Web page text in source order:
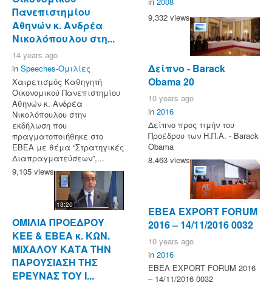
Πανεπιστημίου
Αθηνών κ. Ανδρέα
Νικολόπουλου στη...
14 years ago
in Speeches-Ομιλίες
Χαιρετισμός Καθηγητή
Οικονομικού Πανεπιστημίου
Αθηνών κ. Ανδρέα
Νικολόπουλου στην
εκδήλωση που
πραγματοποιήθηκε στο
ΕΒΕΑ με θέμα “Στρατηγικές
Διαπραγματεύσεων”,...
9,105 views
13:20
ΟΜΙΛΙΑ ΠΡΟΕΔΡΟΥ
ΚΕΕ & ΕΒΕΑ κ. ΚΩΝ.
ΜΙΧΑΛΟΥ ΚΑΤΑ ΤΗΝ
ΠΑΡΟΥΣΙΑΣΗ ΤΗΣ
ΕΡΕΥΝΑΣ ΤΟΥ Ι...
9,332 views
Δείπνο - Barack
Obama 20
10 years ago
in 2016
Δείπνο προς τιμήν του
Προέδρου των Η.Π.Α. - Barack
Obama
8,463 views
ΕΒΕΑ EXPORT FORUM
2016 – 14/11/2016 0032
10 years ago
in 2016
ΕΒΕΑ EXPORT FORUM 2016
– 14/11/2016 0032